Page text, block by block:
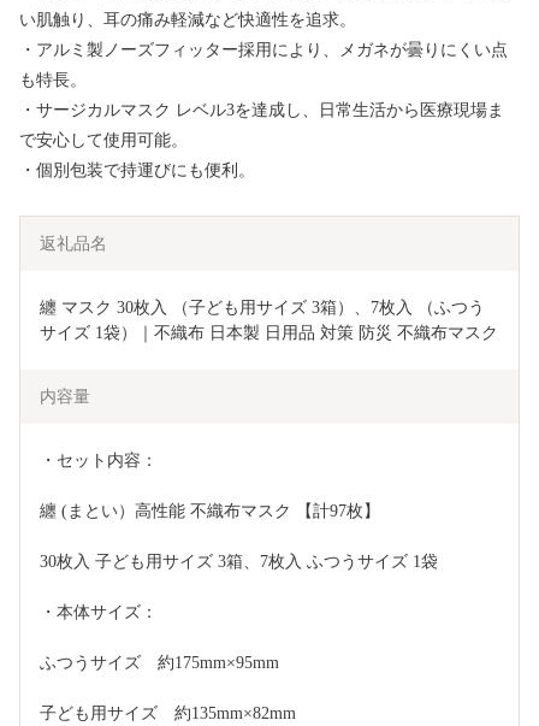
い肌触り、耳の痛み軽減など快適性を追求。
・アルミ製ノーズフィッター採用により、メガネが曇りにくい点
も特長。
・サージカルマスク レベル3を達成し、日常生活から医療現場ま
で安心して使用可能。
・個別包装で持運びにも便利。
返礼品名
纏 マスク 30枚入 （子ども用サイズ 3箱）、7枚入 （ふつう
内容量
・セット内容：
纏 (まとい）高性能 不織布マスク 【計97枚】
30枚入 子ども用サイズ 3箱、7枚入 ふつうサイズ 1袋
・本体サイズ：
ふつうサイズ　約175mm×95mm
子ども用サイズ　約135mm×82mm